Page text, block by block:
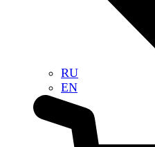
RU
EN